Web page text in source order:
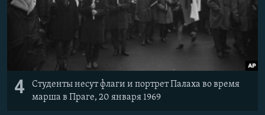
4
Студенты несут флаги и портрет Палаха во время
марша в Праге, 20 января 1969